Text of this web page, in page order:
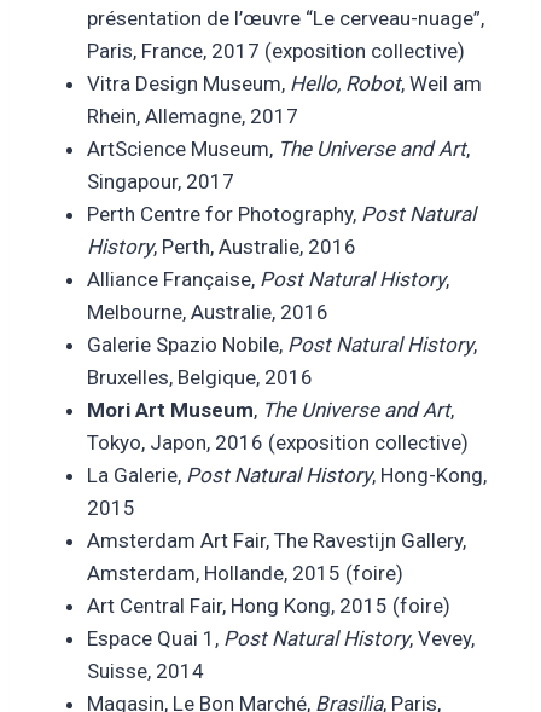
présentation de l’œuvre “Le cerveau-nuage”,
Paris, France, 2017 (exposition collective)
Vitra Design Museum, Hello, Robot, Weil am
Rhein, Allemagne, 2017
ArtScience Museum, The Universe and Art,
Singapour, 2017
Perth Centre for Photography, Post Natural
History, Perth, Australie, 2016
Alliance Française, Post Natural History,
Melbourne, Australie, 2016
Galerie Spazio Nobile, Post Natural History,
Bruxelles, Belgique, 2016
Mori Art Museum, The Universe and Art,
Tokyo, Japon, 2016 (exposition collective)
La Galerie, Post Natural History, Hong-Kong,
2015
Amsterdam Art Fair, The Ravestijn Gallery,
Amsterdam, Hollande, 2015 (foire)
Art Central Fair, Hong Kong, 2015 (foire)
Espace Quai 1, Post Natural History, Vevey,
Suisse, 2014
Magasin, Le Bon Marché, Brasilia, Paris,